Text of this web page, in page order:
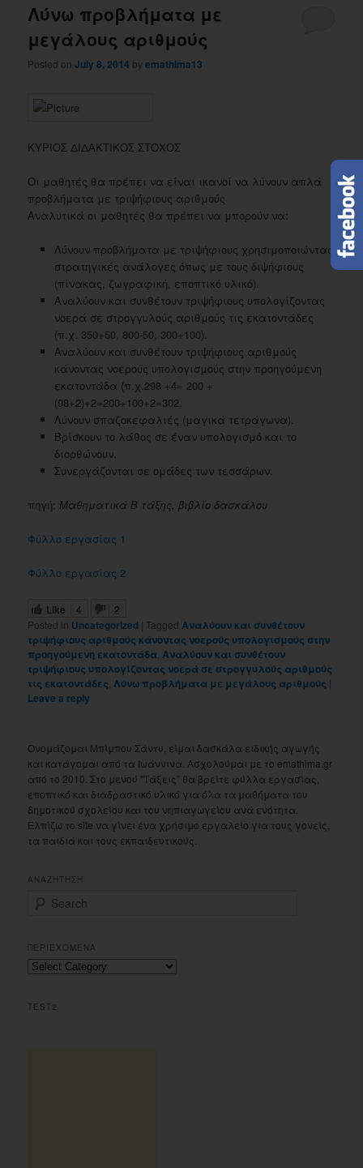
Λύνω προβλήματα με
μεγάλους αριθμούς
Posted onJuly 8, 2014 byemathima13
ΚΥΡΙΟΣ ΔΙΔΑΚΤΙΚΟΣ ΣΤΟΧΟΣ
Οι μαθητές θα πρέπει να είναι ικανοί να λύνουν απλά
προβλήματα με τριψήφιους αριθμούς
Αναλυτικά οι μαθητές θα πρέπει να μπορούν να:
Λύνουν προβλήματα με τριψήφιους χρησιμοποιώντας
στρατηγικές ανάλογες όπως με τους διψήφιους
(πίνακας, ζωγραφική, εποπτικό υλικό).
Αναλύουν και συνθέτουν τριψήφιους υπολογίζοντας
νοερά σε στρογγυλούς αριθμούς τις εκατοντάδες
(π.χ. 350+50, 800-50, 300+100).
Αναλύουν και συνθέτουν τριψήφιους αριθμούς
κάνοντας νοερούς υπολογισμούς στην προηγούμενη
εκατοντάδα (π.χ.298 +4= 200 +
(98+2)+2=200+100+2=302.
Λύνουν σπαζοκεφαλιές (μαγικά τετράγωνα).
Βρίσκουν το λάθος σε έναν υπολογισμό και το
διορθώνουν.
Συνεργάζονται σε ομάδες των τεσσάρων.
πηγή:Μαθηματικά Β τάξης, βιβλίο δασκάλου
Φύλλο εργασίας 1
Φύλλο εργασίας 2
Like 4
2
Posted in Uncategorized | Tagged Αναλύουν και συνθέτουν
τριψήφιους αριθμούς κάνοντας νοερούς υπολογισμούς στην
προηγούμενη εκατοντάδα,Αναλύουν και συνθέτουν
τριψήφιους υπολογίζοντας νοερά σε στρογγυλούς αριθμούς
τις εκατοντάδες,Λύνω προβλήματα με μεγάλους αριθμούς |
Leave a reply
Ονομάζομαι Μπίμπου Σάντυ, είμαι δασκάλα ειδικής αγωγής
και κατάγομαι από τα Ιωάννινα. Ασχολούμαι με το emathima.gr
από το 2010. Στο μενού "Τάξεις" θα βρείτε φύλλα εργασίας,
εποπτικό και διαδραστικό υλικό για όλα τα μαθήματα του
δημοτικού σχολείου και του νηπιαγωγείου ανά ενότητα.
Ελπίζω το site να γίνει ένα χρήσιμο εργαλείο για τους γονείς,
τα παιδιά και τους εκπαιδευτικούς.
ΑΝΑΖΗΤΗΣΗ
r
c
h
ΠΕΡΙΕΧΟΜΕΝΑ
Περιεχομενα
TEST2